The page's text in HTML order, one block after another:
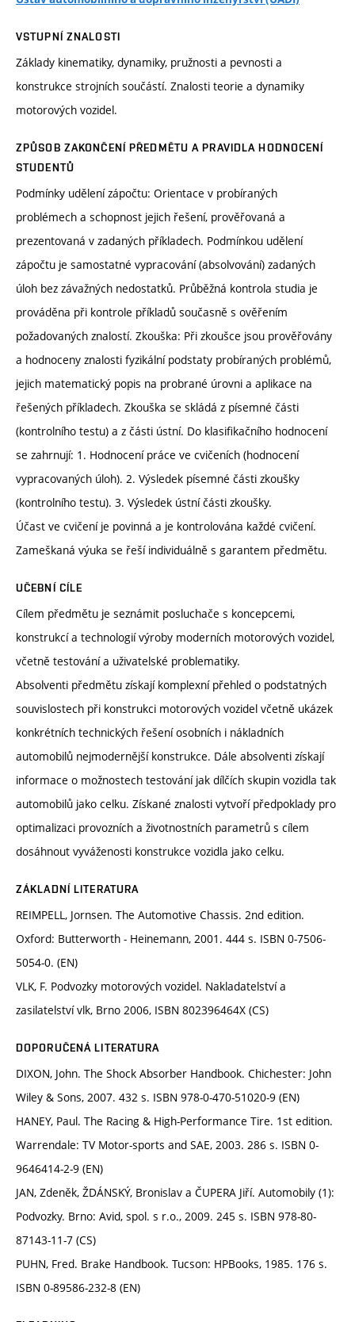
VSTUPNÍ ZNALOSTI
Základy kinematiky, dynamiky, pružnosti a pevnosti a
konstrukce strojních součástí. Znalosti teorie a dynamiky
motorových vozidel.
ZPŮSOB ZAKONČENÍ PŘEDMĚTU A PRAVIDLA HODNOCENÍ
STUDENTŮ
Podmínky udělení zápočtu: Orientace v probíraných
problémech a schopnost jejich řešení, prověřovaná a
prezentovaná v zadaných příkladech. Podmínkou udělení
zápočtu je samostatné vypracování (absolvování) zadaných
úloh bez závažných nedostatků. Průběžná kontrola studia je
prováděna při kontrole příkladů současně s ověřením
požadovaných znalostí. Zkouška: Při zkoušce jsou prověřovány
a hodnoceny znalosti fyzikální podstaty probíraných problémů,
jejich matematický popis na probrané úrovni a aplikace na
řešených příkladech. Zkouška se skládá z písemné části
(kontrolního testu) a z části ústní. Do klasifikačního hodnocení
se zahrnují: 1. Hodnocení práce ve cvičeních (hodnocení
vypracovaných úloh). 2. Výsledek písemné části zkoušky
(kontrolního testu). 3. Výsledek ústní části zkoušky.
Účast ve cvičení je povinná a je kontrolována každé cvičení.
Zameškaná výuka se řeší individuálně s garantem předmětu.
UČEBNÍ CÍLE
Cílem předmětu je seznámit posluchače s koncepcemi,
konstrukcí a technologií výroby moderních motorových vozidel,
včetně testování a uživatelské problematiky.
Absolventi předmětu získají komplexní přehled o podstatných
souvislostech při konstrukci motorových vozidel včetně ukázek
konkrétních technických řešení osobních i nákladních
automobilů nejmodernější konstrukce. Dále absolventi získají
informace o možnostech testování jak dílčích skupin vozidla tak
automobilů jako celku. Získané znalosti vytvoří předpoklady pro
optimalizaci provozních a životnostních parametrů s cílem
dosáhnout vyváženosti konstrukce vozidla jako celku.
ZÁKLADNÍ LITERATURA
REIMPELL, Jornsen. The Automotive Chassis. 2nd edition.
Oxford: Butterworth - Heinemann, 2001. 444 s. ISBN 0-7506-
5054-0. (EN)
VLK, F. Podvozky motorových vozidel. Nakladatelství a
zasilatelství vlk, Brno 2006, ISBN 802396464X (CS)
DOPORUČENÁ LITERATURA
DIXON, John. The Shock Absorber Handbook. Chichester: John
Wiley & Sons, 2007. 432 s. ISBN 978-0-470-51020-9 (EN)
HANEY, Paul. The Racing & High-Performance Tire. 1st edition.
Warrendale: TV Motor-sports and SAE, 2003. 286 s. ISBN 0-
9646414-2-9 (EN)
JAN, Zdeněk, ŽDÁNSKÝ, Bronislav a ČUPERA Jiří. Automobily (1):
Podvozky. Brno: Avid, spol. s r.o., 2009. 245 s. ISBN 978-80-
87143-11-7 (CS)
PUHN, Fred. Brake Handbook. Tucson: HPBooks, 1985. 176 s.
ISBN 0-89586-232-8 (EN)